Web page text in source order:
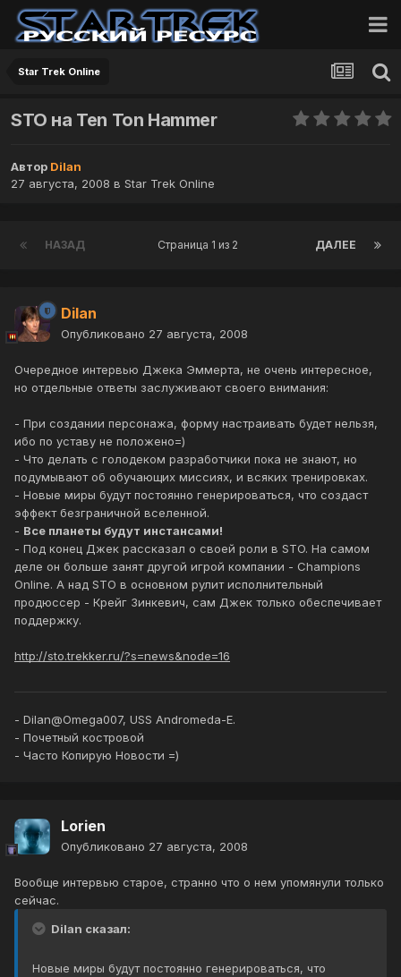
Star Trek Online
STO на Ten Ton Hammer
Автор Dilan
27 августа, 2008 в Star Trek Online
НАЗАД ДАЛЕЕ
Страница 1 из 2
Dilan
Опубликовано 27 августа, 2008
Очередное интервью Джека Эммерта, не очень интересное,
но отдельные ответы заслуживают своего внимания:
- При создании персонажа, форму настраивать будет нельзя,
ибо по уставу не положено=)
- Что делать с голодеком разработчики пока не знают, но
подумывают об обучающих миссиях, и всяких тренировках.
- Новые миры будут постоянно генерироваться, что создаст
эффект безграничной вселенной.
- Все планеты будут инстансами!
- Под конец Джек рассказал о своей роли в STO. На самом
деле он больше занят другой игрой компании - Champions
Online. А над STO в основном рулит исполнительный
продюссер - Крейг Зинкевич, сам Джек только обеспечивает
поддержку.
http://sto.trekker.ru/?s=news&node=16
- Dilan@Omega007, USS Andromeda-E.
- Почетный костровой
- Часто Копирую Новости =)
Lorien
Опубликовано 27 августа, 2008
Вообще интервью старое, странно что о нем упомянули только
сейчас.
Dilan сказал:
Новые миры будут постоянно генерироваться, что